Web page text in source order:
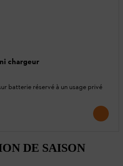
chargeur
batterie réservé à un usage privé
DE SAISON